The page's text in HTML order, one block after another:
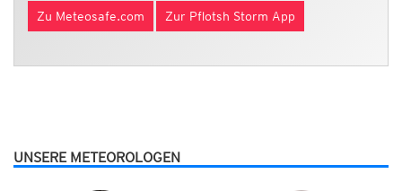
Zu Meteosafe.com Zur Pflotsh Storm App
UNSERE METEOROLOGEN